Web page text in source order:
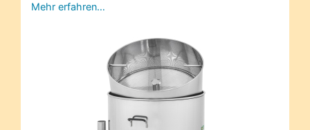
Mehr erfahren…